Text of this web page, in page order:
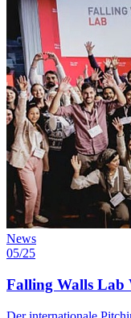
News
05/25
Falling Walls Lab